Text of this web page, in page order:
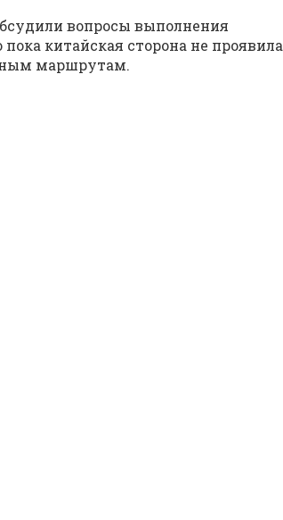
вопросы выполнения
китайская сторона не проявила
маршрутам.